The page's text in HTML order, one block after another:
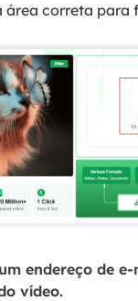
área correta para
endereço de
vídeo.